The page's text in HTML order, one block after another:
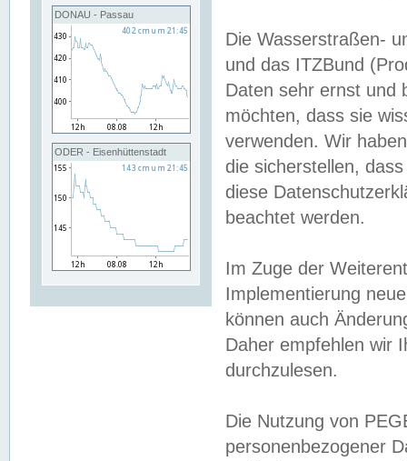
DONAU - Passau
ODER - Eisenhüttenstadt
Die Wasserstraßen-
und das ITZBund
Daten sehr ernst und
möchten, dass sie
verwenden. Wir
die sicherstellen,
diese
beachtet werden.
Im Zuge der
Implementierung
können auch
Daher empfehlen wir
durchzulesen.
Die Nutzung von
personenbezogener